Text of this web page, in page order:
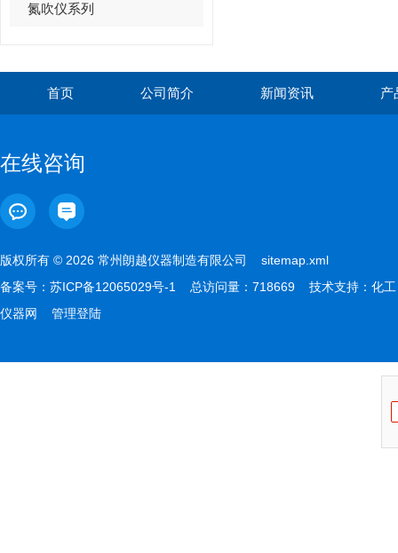
氮吹仪系列
首页 公司简介 新闻资讯 产
在线咨询
版权所有 © 2026 常州朗越仪器制造有限公司 sitemap.xml
备案号： 苏ICP备12065029号-1 总访问量：718669 技术支持： 化工
仪器网
管理登陆